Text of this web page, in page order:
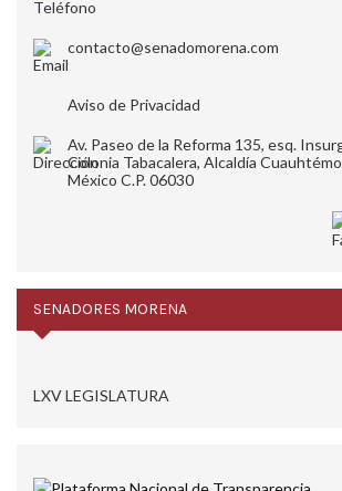
contacto@senadomorena.com
Aviso de Privacidad
Av. Paseo de la Reforma 135, esq.
Colonia Tabacalera, Alcaldía
México C.P. 06030
SENADORES MORENA
LXV LEGISLATURA